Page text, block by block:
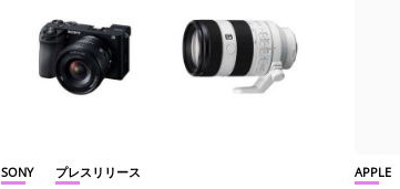
SONY プレスリリース APPLE